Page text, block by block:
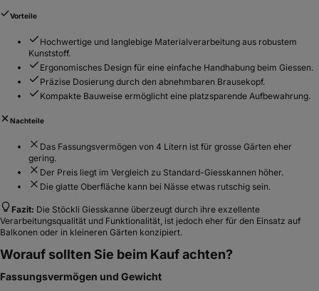
Vorteile
Hochwertige und langlebige Materialverarbeitung aus robustem
Kunststoff.
Ergonomisches Design für eine einfache Handhabung beim Giessen.
Präzise Dosierung durch den abnehmbaren Brausekopf.
Kompakte Bauweise ermöglicht eine platzsparende Aufbewahrung.
Nachteile
Das Fassungsvermögen von 4 Litern ist für grosse Gärten eher
gering.
Der Preis liegt im Vergleich zu Standard-Giesskannen höher.
Die glatte Oberfläche kann bei Nässe etwas rutschig sein.
Fazit: Die Stöckli Giesskanne überzeugt durch ihre exzellente
Verarbeitungsqualität und Funktionalität, ist jedoch eher für den Einsatz auf
Balkonen oder in kleineren Gärten konzipiert.
Worauf sollten Sie beim Kauf achten?
Fassungsvermögen und Gewicht